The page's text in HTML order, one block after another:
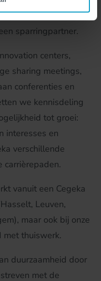
een
sparringpartner.
centers,
sharing meetings,
conferenties en
we kennisdeling
tot groei:
interesses en
verschillende
carrièrepaden.
vanuit een Cegeka
Leuven,
maar ook bij onze
met thuiswerk.
duurzaamheid door
met de